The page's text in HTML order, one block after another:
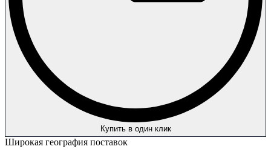
Купить в один клик
Широкая география поставок